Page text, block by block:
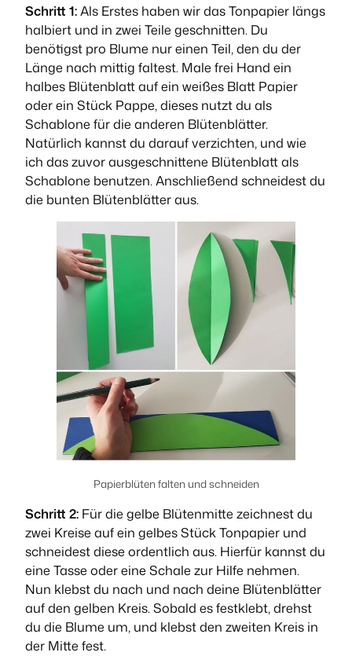
Schritt 1:Als Erstes haben wir das Tonpapier längs
halbiert und in zwei Teile geschnitten. Du
benötigst pro Blume nur einen Teil, den du der
Länge nach mittig faltest. Male frei Hand ein
halbes Blütenblatt auf ein weißes Blatt Papier
oder ein Stück Pappe, dieses nutzt du als
Schablone für die anderen Blütenblätter.
Natürlich kannst du darauf verzichten, und wie
ich das zuvor ausgeschnittene Blütenblatt als
Schablone benutzen. Anschließend schneidest du
die bunten Blütenblätter aus.
Papierblüten falten und schneiden
Schritt 2: Für die gelbe Blütenmitte zeichnest du
zwei Kreise auf ein gelbes Stück Tonpapier und
schneidest diese ordentlich aus. Hierfür kannst du
eine Tasse oder eine Schale zur Hilfe nehmen.
Nun klebst du nach und nach deine Blütenblätter
auf den gelben Kreis. Sobald es festklebt, drehst
du die Blume um, und klebst den zweiten Kreis in
der Mitte fest.